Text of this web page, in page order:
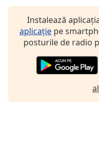
Instalează
aplicație pe
posturile de radio